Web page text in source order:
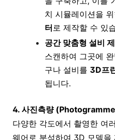
치 시뮬레이션을
터로 제작할 수 있
공간 맞춤형 설비
스캔하여 그곳에
구나 설비를 3D프
됩니다.
4. 사진측량
다양한 각도에서 촬영한 여
웨어로 분석하여 3D 모델을